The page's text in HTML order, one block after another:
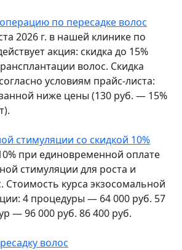
по пересадке волос
2026 г. в нашей клинике по
акция: скидка до 15%
волос. Cкидка
условиям прайс-листа:
ниже цены (130 руб. — 15%
стимуляции со скидкой 10%
при единовременной оплате
стимуляции для роста и
Стоимость курса экзосомальной
4 процедуры — 64 000 руб. 57
— 96 000 руб. 86 400 руб.
волос